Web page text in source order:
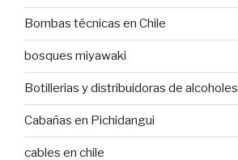
Bombas técnicas en Chile
bosques miyawaki
Botillerias y distribuidoras de alcoholes
Cabañas en Pichidangui
cables en chile